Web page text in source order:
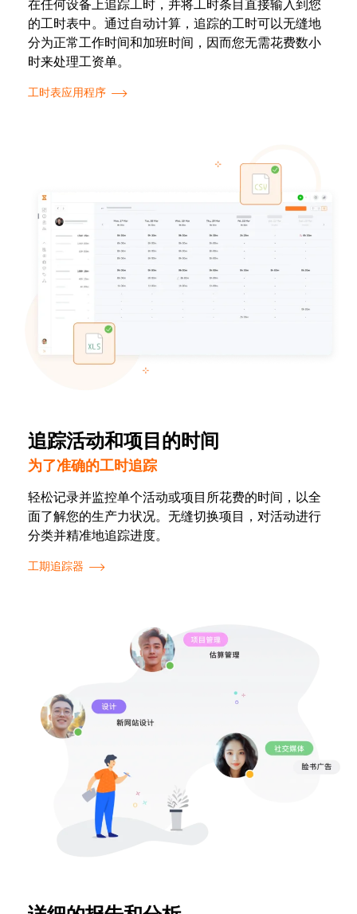
在任何设备上追踪工时，并将工时条目直接输入到您
的工时表中。通过自动计算，追踪的工时可以无缝地
分为正常工作时间和加班时间，因而您无需花费数小
时来处理工资单。
工时表应用程序
追踪活动和项目的时间
为了准确的工时追踪
轻松记录并监控单个活动或项目所花费的时间，以全
面了解您的生产力状况。无缝切换项目，对活动进行
分类并精准地追踪进度。
工期追踪器